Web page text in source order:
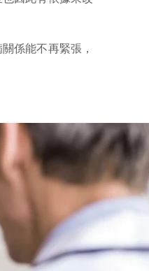
係能不再緊張，